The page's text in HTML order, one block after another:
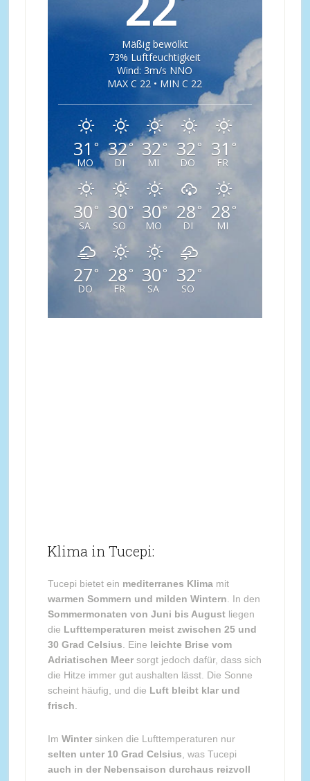
Mäßig bewölkt
73% Luftfeuchtigkeit
Wind: 3m/s NNO
MAX C 22 • MIN C 22
31 °
MO
32°
DI
32°
MI
32 °
DO
31 °
FR
30 °
SA
30°
SO
30°
MO
28 °
DI
28 °
MI
27°
DO
28 °
FR
30 °
SA
32 °
SO
Klima in Tucepi:
Tucepi bietet ein mediterranes Klimamit
warmen Sommern und milden Wintern . In den
Sommermonaten von Juni bis Augustliegen
die Lufttemperaturen meist zwischen 25 und
30 Grad Celsius . Eine leichte Brise vom
Adriatischen Meersorgt jedoch dafür, dass sich
die Hitze immer gut aushalten lässt. Die Sonne
scheint häufig, und die Luft bleibt klar und
frisch
Im Wintersinken die Lufttemperaturen nur
selten unter 10 Grad Celsius , was Tucepi
auch in der Nebensaison durchaus reizvoll